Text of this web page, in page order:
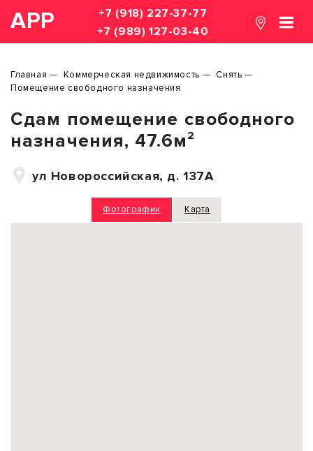
АРР
+7 (918) 227-37-77
+7 (989) 127-03-40
Главная Коммерческая недвижимость
Снять
Помещение свободного назначения
Сдам помещение свободного
назначения, 47.6м²
ул Новороссийская, д. 137А
Фотографии Карта